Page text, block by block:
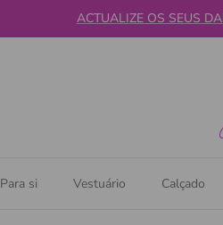
ACTUALIZE OS SEUS
Para si Vestuário Calçado